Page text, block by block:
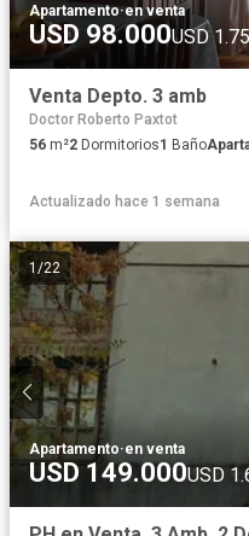
Apartamento·en venta
USD 98.000USD
Venta Depto. 3 amb
Doctor Roberto Paxtot
56 m²2 Dormitorios1 Baño
Actualizado hace 1 semana
1 /22
Apartamento·en venta
USD 149.000USD